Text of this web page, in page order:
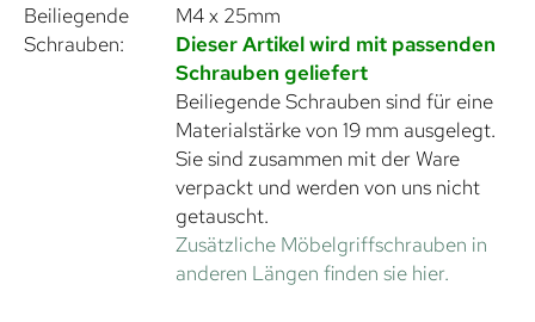
Beiliegende
Schrauben:
M4 x 25mm
Dieser Artikel wird mit passenden
Schrauben geliefert
Beiliegende Schrauben sind für eine
Materialstärke von 19 mm ausgelegt.
Sie sind zusammen mit der Ware
verpackt und werden von uns nicht
getauscht.
Zusätzliche Möbelgriffschrauben in
anderen Längen finden sie hier.